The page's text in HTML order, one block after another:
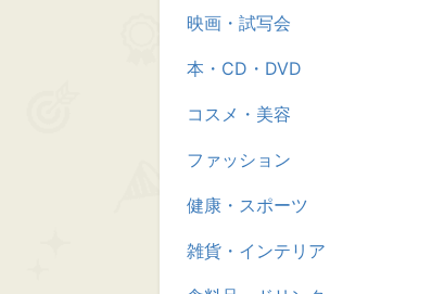
映画・試写会
本・CD・DVD
コスメ・美容
ファッション
健康・スポーツ
雑貨・インテリア